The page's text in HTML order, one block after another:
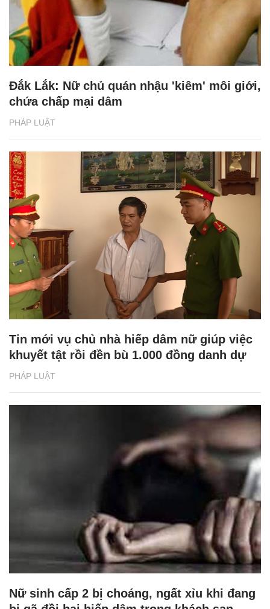
PHÁP LUẬT
Đắk Lắk: Nữ chủ quán nhậu 'kiêm' môi giới,
chứa chấp mại dâm
PHÁP LUẬT
Tin mới vụ chủ nhà hiếp dâm nữ giúp việc
khuyết tật rồi đền bù 1.000 đồng danh dự
Nữ sinh cấp 2 bị choáng, ngất xỉu khi đang